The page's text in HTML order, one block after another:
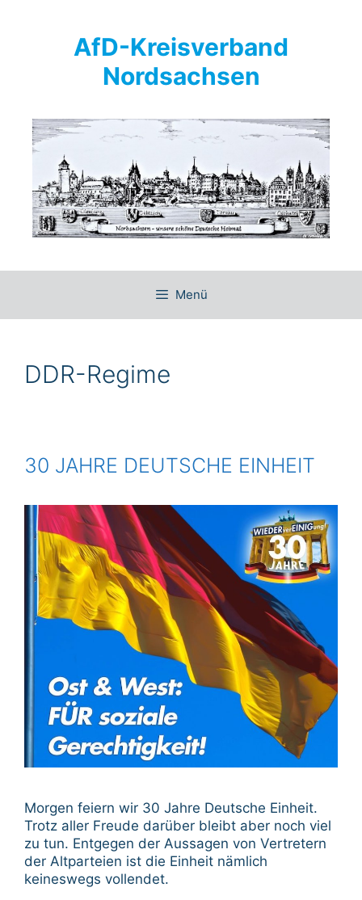
AfD-Kreisverband
Nordsachsen
Menü
DDR-Regime
30 JAHRE DEUTSCHE EINHEIT
Morgen feiern wir 30 Jahre Deutsche Einheit.
Trotz aller Freude darüber bleibt aber noch viel
zu tun. Entgegen der Aussagen von Vertretern
der Altparteien ist die Einheit nämlich
keineswegs vollendet.